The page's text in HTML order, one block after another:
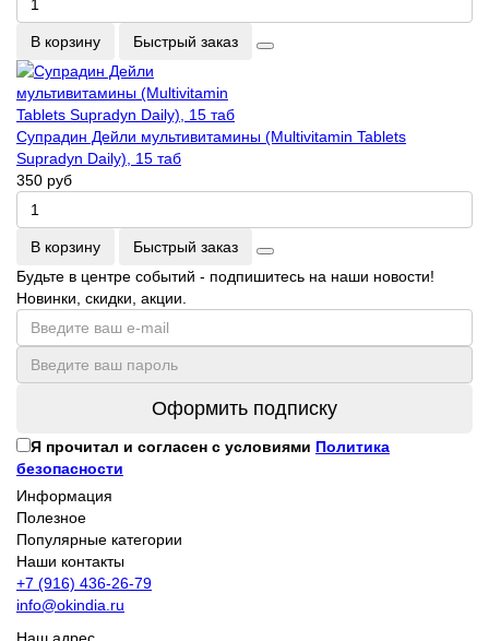
В корзину Быстрый заказ
Супрадин Дейли мультивитамины (Multivitamin Tablets
Supradyn Daily), 15 таб
350 руб
В корзину
Быстрый заказ
Будьте в центре событий - подпишитесь на наши новости!
Новинки, скидки, акции.
Оформить подписку
Я прочитал и согласен с условиями Политика
безопасности
Информация
Полезное
Популярные категории
Наши контакты
+7 (916) 436-26-79
info@okindia.ru